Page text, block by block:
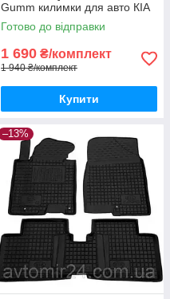
Gumm килимки для авто КІА
Карнавал ВК 2006-2015
Автогум
Готово до відправки
1 690 ₴/комплект
1 940 ₴/комплект
Купити
–13%